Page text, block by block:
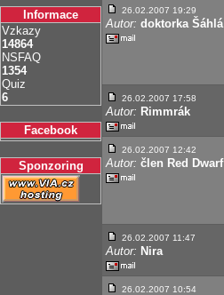
Informace
Vzkazy
14864
NSFAQ
1354
Quiz
6
Facebook
Sponzoring
26.02.2007 19:29
Autor: doktorka Šáhlá
26.02.2007 17:58
Autor: Rimmrák
26.02.2007 12:42
Autor: člen Red Dwarf
26.02.2007 11:47
Autor: Nira
26.02.2007 10:54